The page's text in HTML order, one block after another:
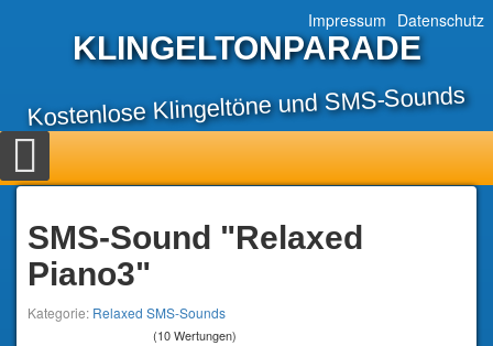
Impressum Datenschutz
KLINGELTONPARADE
Kostenlose Klingeltöne und SMS-Sounds
SMS-Sound "Relaxed
Piano3"
Kategorie: Relaxed SMS-Sounds
(10 Wertungen)